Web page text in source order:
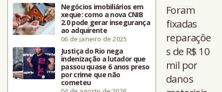
Negócios imobiliários em
xeque: como a nova CNIB
2.0 pode gerar insegurança
ao adquirente
06 de janeiro de 2025
Justiça do Rio nega
indenização a lutador que
passou quase 6 anos preso
por crime que não
cometeu
Foram
fixadas
reparaçõe
s de R$ 10
mil por
danos